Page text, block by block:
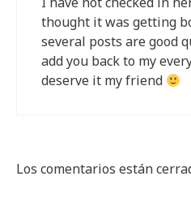
thought it was getting
several posts are good
add you back to my
deserve it my friend
Los comentarios están